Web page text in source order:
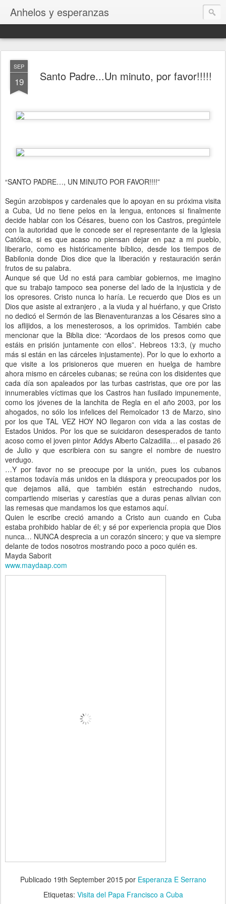
Anhelos y esperanzas
SEP
19 Santo Padre...Un minuto, por favor!!!!!
“SANTO PADRE…, UN MINUTO POR FAVOR!!!!”
Según arzobispos y cardenales que lo apoyan en su próxima visita
a Cuba, Ud no tiene pelos en la lengua, entonces si finalmente
decide hablar con los Césares, bueno con los Castros, pregúntele
con la autoridad que le concede ser el representante de la Iglesia
Católica, si es que acaso no piensan dejar en paz a mi pueblo,
liberarlo, como es históricamente bíblico, desde los tiempos de
Babilonia donde Dios dice que la liberación y restauración serán
frutos de su palabra.
Aunque sé que Ud no está para cambiar gobiernos, me imagino
que su trabajo tampoco sea ponerse del lado de la injusticia y de
los opresores. Cristo nunca lo haría. Le recuerdo que Dios es un
Dios que asiste al extranjero , a la viuda y al huérfano, y que Cristo
no dedicó el Sermón de las Bienaventuranzas a los Césares sino a
los aflijidos, a los menesterosos, a los oprimidos. También cabe
mencionar que la Biblia dice: “Acordaos de los presos como que
estáis en prisión juntamente con ellos”. Hebreos 13:3, (y mucho
más si están en las cárceles injustamente). Por lo que lo exhorto a
que visite a los prisioneros que mueren en huelga de hambre
ahora mismo en cárceles cubanas; se reúna con los disidentes que
cada día son apaleados por las turbas castristas, que ore por las
innumerables víctimas que los Castros han fusilado impunemente,
como los jóvenes de la lanchita de Regla en el año 2003, por los
ahogados, no sólo los infelices del Remolcador 13 de Marzo, sino
por los que TAL VEZ HOY NO llegaron con vida a las costas de
Estados Unidos. Por los que se suicidaron desesperados de tanto
acoso como el joven pintor Addys Alberto Calzadilla… el pasado 26
de Julio y que escribiera con su sangre el nombre de nuestro
verdugo.
…Y por favor no se preocupe por la unión, pues los cubanos
estamos todavía más unidos en la diáspora y preocupados por los
que dejamos allá, que también están estrechando nudos,
compartiendo miserias y carestías que a duras penas alivian con
las remesas que mandamos los que estamos aquí.
Quien le escribe creció amando a Cristo aun cuando en Cuba
estaba prohibido hablar de él; y sé por experiencia propia que Dios
nunca… NUNCA desprecia a un corazón sincero; y que va siempre
delante de todos nosotros mostrando poco a poco quién es.
Mayda Saborit
www.maydaap.com
Publicado 19th September 2015por Esperanza E Serrano
Etiquetas: Visita del Papa Francisco a Cuba